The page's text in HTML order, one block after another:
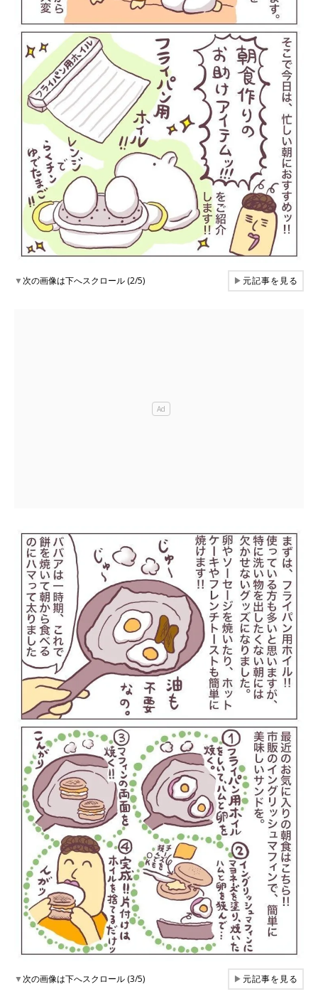
▼次の画像は下へスクロール (2/5) ▶元記事を見る
▼次の画像は下へスクロール (3/5) ▶元記事を見る